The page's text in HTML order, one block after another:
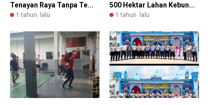
Tenayan Raya Tanpa Te...
1 tahun lalu
500 Hektar Lahan Kebun...
1 tahun lalu